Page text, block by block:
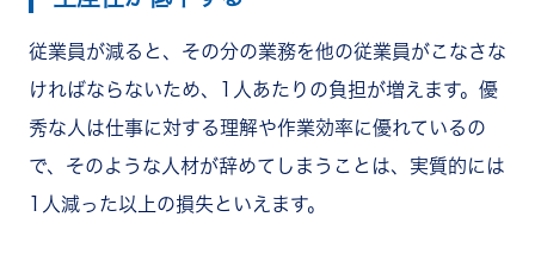
従業員が減ると、その分の業務を他の従業員がこなさな
ければならないため、1人あたりの負担が増えます。優
秀な人は仕事に対する理解や作業効率に優れているの
で、そのような人材が辞めてしまうことは、実質的には
1人減った以上の損失といえます。